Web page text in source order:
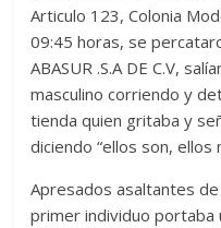
Articulo 123, Colonia
09:45 horas, se
ABASUR .S.A DE C.V,
masculino corriendo y
tienda quien gritaba y
diciendo “ellos son, ellos
Apresados asaltantes
primer individuo portaba